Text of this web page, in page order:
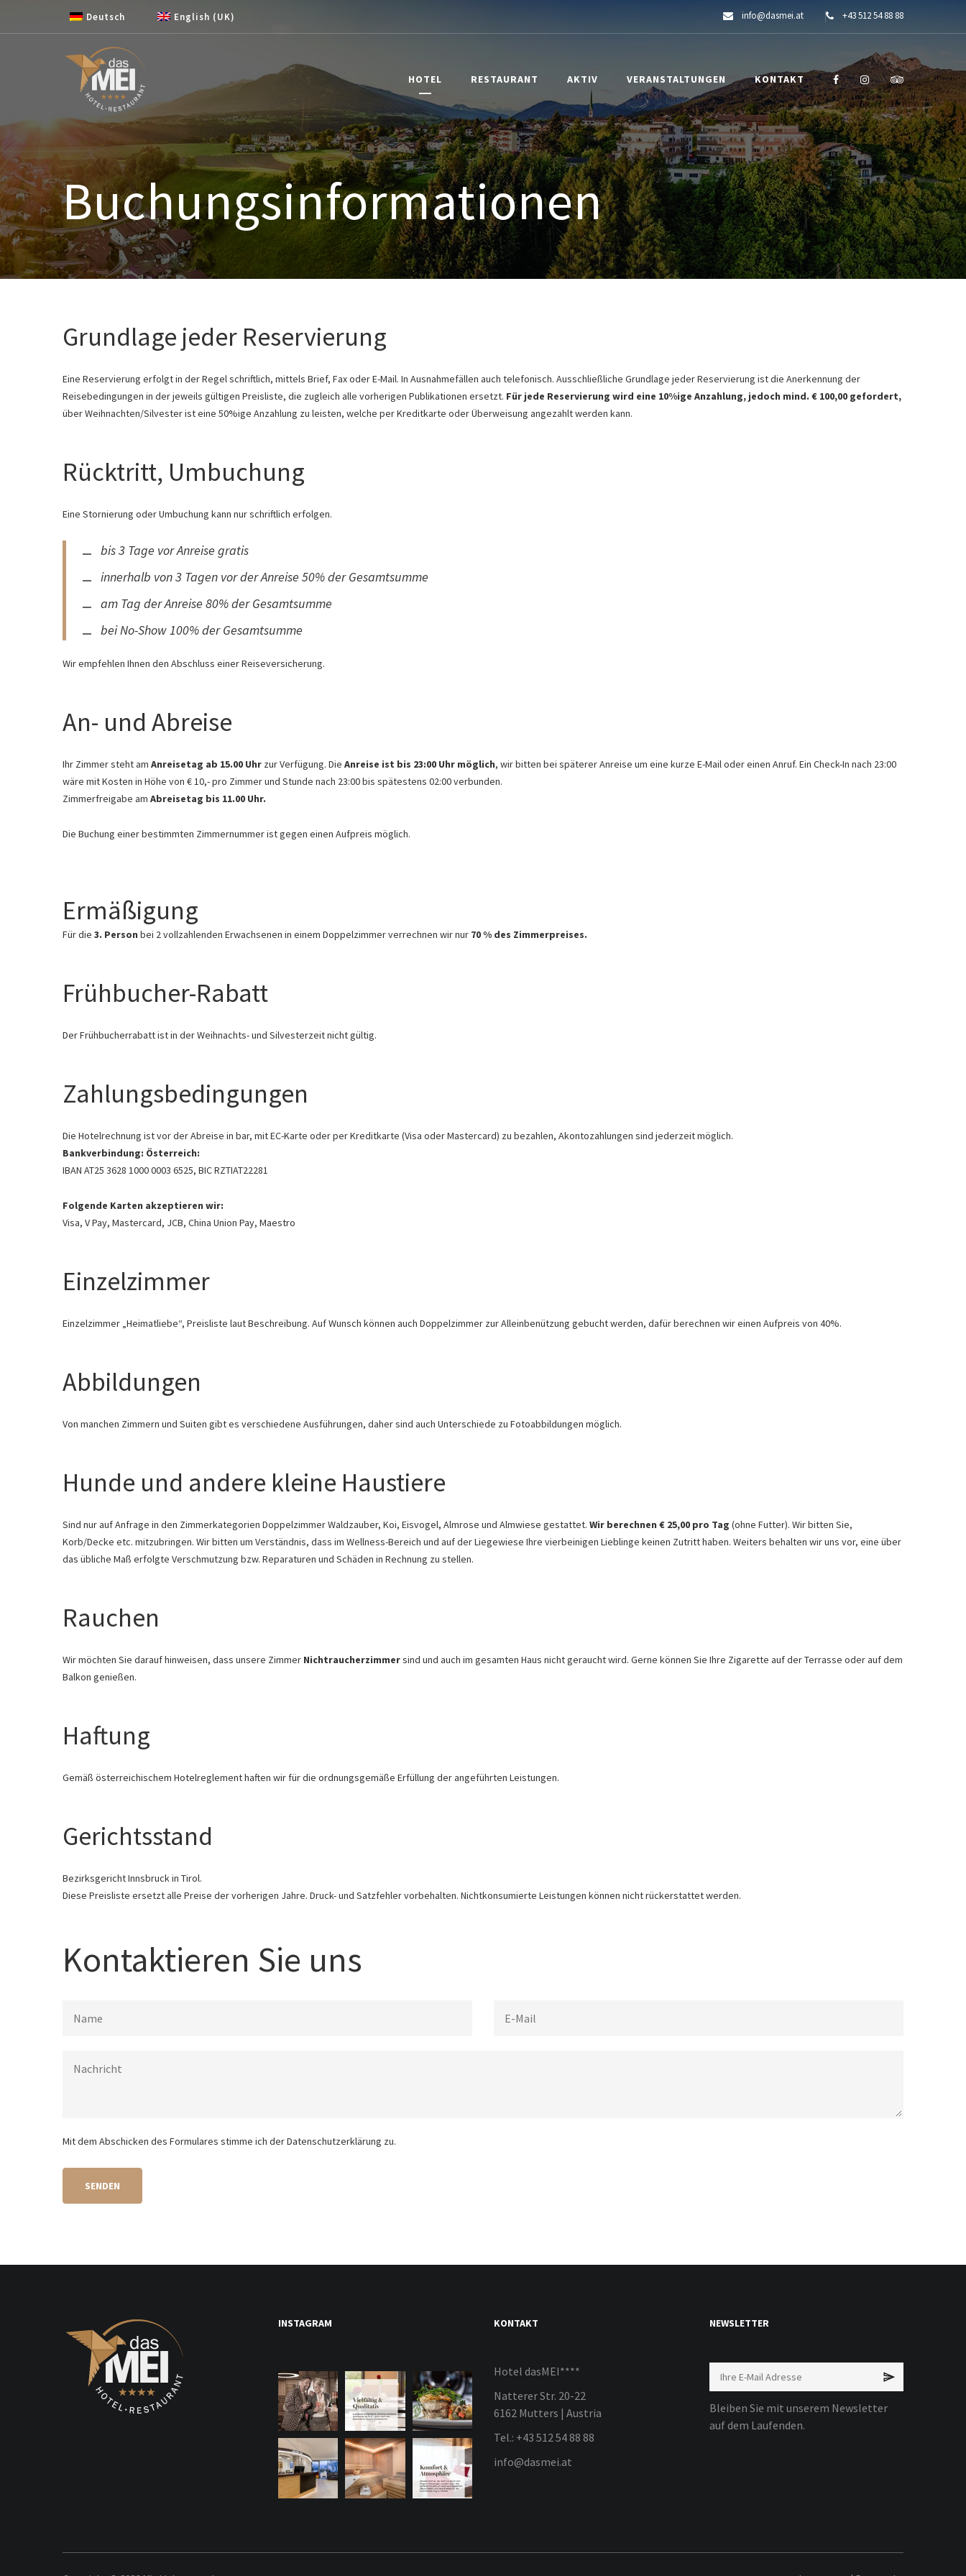
Deutsch English (UK) info@dasmei.at +43 512 54 88 88
HOTEL RESTAURANT AKTIV VERANSTALTUNGEN KONTAKT
Buchungsinformationen
Grundlage jeder Reservierung
Eine Reservierung erfolgt in der Regel schriftlich, mittels Brief, Fax oder E-Mail. In Ausnahmefällen auch telefonisch. Ausschließliche Grundlage jeder Reservierung ist die Anerkennung der
Reisebedingungen in der jeweils gültigen Preisliste, die zugleich alle vorherigen Publikationen ersetzt. Für jede Reservierung wird eine 10%ige Anzahlung, jedoch mind. € 100,00 gefordert,
über Weihnachten/Silvester ist eine 50%ige Anzahlung zu leisten, welche per Kreditkarte oder Überweisung angezahlt werden kann.
Rücktritt, Umbuchung
Eine Stornierung oder Umbuchung kann nur schriftlich erfolgen.
bis 3 Tage vor Anreise gratis
innerhalb von 3 Tagen vor der Anreise 50% der Gesamtsumme
am Tag der Anreise 80% der Gesamtsumme
bei No-Show 100% der Gesamtsumme
Wir empfehlen Ihnen den Abschluss einer Reiseversicherung.
An- und Abreise
Ihr Zimmer steht am Anreisetag ab 15.00 Uhr zur Verfügung. Die Anreise ist bis 23:00 Uhr möglich, wir bitten bei späterer Anreise um eine kurze E-Mail oder einen Anruf. Ein Check-In nach 23:00
wäre mit Kosten in Höhe von € 10,- pro Zimmer und Stunde nach 23:00 bis spätestens 02:00 verbunden.
Zimmerfreigabe am Abreisetag bis 11.00 Uhr.
Die Buchung einer bestimmten Zimmernummer ist gegen einen Aufpreis möglich.
Ermäßigung
Für die 3. Person bei 2 vollzahlenden Erwachsenen in einem Doppelzimmer verrechnen wir nur 70 % des Zimmerpreises.
Frühbucher-Rabatt
Der Frühbucherrabatt ist in der Weihnachts- und Silvesterzeit nicht gültig.
Zahlungsbedingungen
Die Hotelrechnung ist vor der Abreise in bar, mit EC-Karte oder per Kreditkarte (Visa oder Mastercard) zu bezahlen, Akontozahlungen sind jederzeit möglich.
Bankverbindung: Österreich:
IBAN AT25 3628 1000 0003 6525, BIC RZTIAT22281
Folgende Karten akzeptieren wir:
Visa, V Pay, Mastercard, JCB, China Union Pay, Maestro
Einzelzimmer
Einzelzimmer „Heimatliebe“, Preisliste laut Beschreibung. Auf Wunsch können auch Doppelzimmer zur Alleinbenützung gebucht werden, dafür berechnen wir einen Aufpreis von 40%.
Abbildungen
Von manchen Zimmern und Suiten gibt es verschiedene Ausführungen, daher sind auch Unterschiede zu Fotoabbildungen möglich.
Hunde und andere kleine Haustiere
Sind nur auf Anfrage in den Zimmerkategorien Doppelzimmer Waldzauber, Koi, Eisvogel, Almrose und Almwiese gestattet. Wir berechnen € 25,00 pro Tag (ohne Futter). Wir bitten Sie,
Korb/Decke etc. mitzubringen. Wir bitten um Verständnis, dass im Wellness-Bereich und auf der Liegewiese Ihre vierbeinigen Lieblinge keinen Zutritt haben. Weiters behalten wir uns vor, eine über
das übliche Maß erfolgte Verschmutzung bzw. Reparaturen und Schäden in Rechnung zu stellen.
Rauchen
Wir möchten Sie darauf hinweisen, dass unsere Zimmer Nichtraucherzimmersind und auch im gesamten Haus nicht geraucht wird. Gerne können Sie Ihre Zigarette auf der Terrasse oder auf dem
Balkon genießen.
Haftung
Gemäß österreichischem Hotelreglement haften wir für die ordnungsgemäße Erfüllung der angeführten Leistungen.
Gerichtsstand
Bezirksgericht Innsbruck in Tirol.
Diese Preisliste ersetzt alle Preise der vorherigen Jahre. Druck- und Satzfehler vorbehalten. Nichtkonsumierte Leistungen können nicht rückerstattet werden.
Kontaktieren Sie uns
Mit dem Abschicken des Formulares stimme ich der Datenschutzerklärung zu.
SENDEN
INSTAGRAM KONTAKT
Hotel dasMEI****
Natterer Str. 20-22
6162 Mutters | Austria
Tel.: +43 512 54 88 88
info@dasmei.at
NEWSLETTER
Bleiben Sie mit unserem Newsletter
auf dem Laufenden.